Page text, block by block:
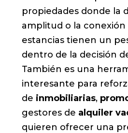
propiedades donde la
amplitud o la
estancias tienen un
dentro de la decisión
También es una
interesante para
de inmobiliarias,
gestores de alquiler
quieren ofrecer una